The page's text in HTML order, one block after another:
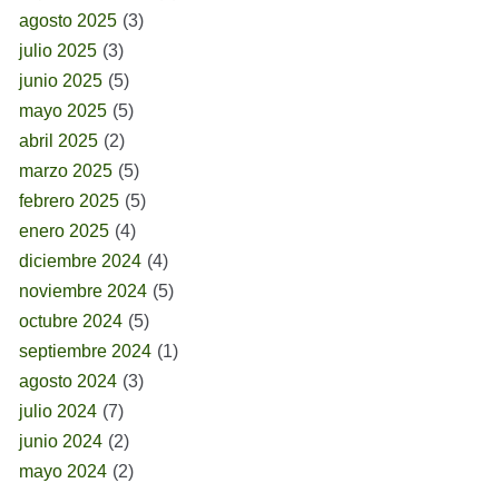
agosto 2025 (3)
julio 2025 (3)
junio 2025 (5)
mayo 2025 (5)
abril 2025 (2)
marzo 2025 (5)
febrero 2025 (5)
enero 2025 (4)
diciembre 2024 (4)
noviembre 2024 (5)
octubre 2024 (5)
septiembre 2024 (1)
agosto 2024 (3)
julio 2024 (7)
junio 2024 (2)
mayo 2024 (2)